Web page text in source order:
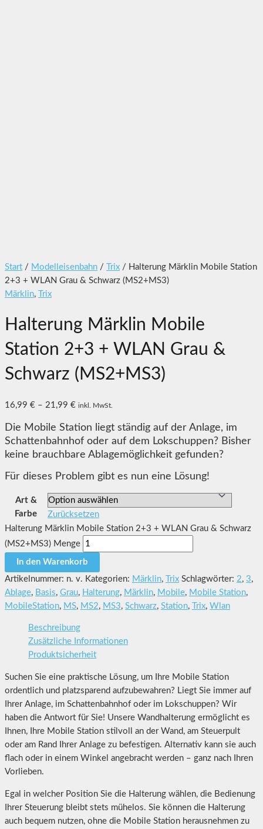
Start / Modelleisenbahn / Trix / Halterung Märklin Mobile Station
2+3 + WLAN Grau & Schwarz (MS2+MS3)
Märklin, Trix
Halterung Märklin Mobile
Station 2+3 + WLAN Grau &
Schwarz (MS2+MS3)
16,99 € – 21,99 € inkl. MwSt.
Die Mobile Station liegt ständig auf der Anlage, im
Schattenbahnhof oder auf dem Lokschuppen? Bisher
keine brauchbare Ablagemöglichkeit gefunden?
Für dieses Problem gibt es nun eine Lösung!
Art &
Farbe
Zurücksetzen
Halterung Märklin Mobile Station 2+3 + WLAN Grau & Schwarz
(MS2+MS3) Menge
In den Warenkorb
Artikelnummer: n. v. Kategorien: Märklin, Trix Schlagwörter: 2, 3,
Ablage, Basis, Grau, Halterung, Märklin, Mobile, Mobile Station,
MobileStation, MS, MS2, MS3, Schwarz, Station, Trix, Wlan
Beschreibung
Zusätzliche Informationen
Produktsicherheit
Suchen Sie eine praktische Lösung, um Ihre Mobile Station
ordentlich und platzsparend aufzubewahren? Liegt Sie immer auf
Ihrer Anlage, im Schattenbahnhof oder im Lokschuppen? Wir
haben die Antwort für Sie! Unsere Wandhalterung ermöglicht es
Ihnen, Ihre Mobile Station stilvoll an der Wand, am Steuerpult
oder am Rand Ihrer Anlage zu befestigen. Alternativ kann sie auch
flach oder in einem Winkel angebracht werden – ganz nach Ihren
Vorlieben.
Egal in welcher Position Sie die Halterung wählen, die Bedienung
Ihrer Steuerung bleibt stets mühelos. Sie können die Halterung
auch bequem nutzen, ohne die Mobile Station herausnehmen zu